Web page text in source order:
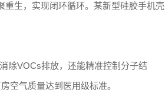
生，实现闭环循环。某新型硅胶手机壳
除VOCs排放，还能精准控制分子结
空气质量达到医用级标准。